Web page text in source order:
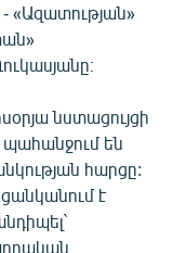
«Ազատության»
նստացույցի
են
հարցը:
է